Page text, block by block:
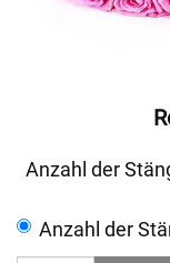
Anzahl der
Anzahl der